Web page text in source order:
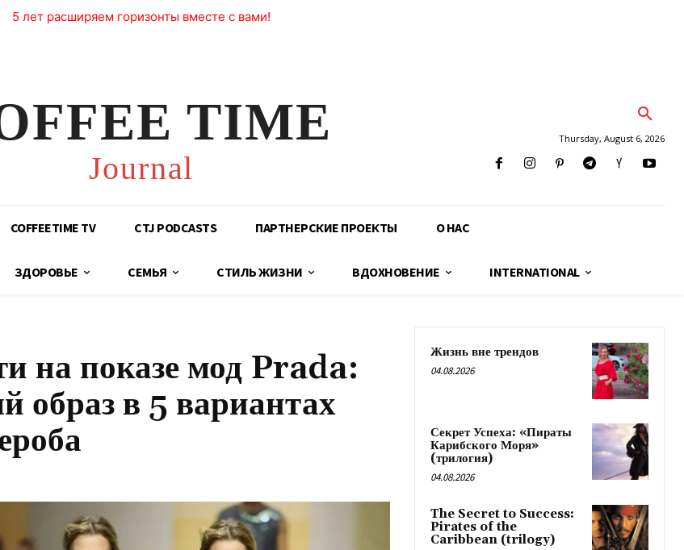
5 лет расширяем горизонты вместе с вами!
TIME
Journal
Thursday, August 6, 2026
COFFEETIME TV CTJ PODCASTS ПАРТНЕРСКИЕ ПРОЕКТЫ О НАС
ЗДОРОВЬЕ СЕМЬЯ СТИЛЬ ЖИЗНИ ВДОХНОВЕНИЕ INTERNATIONAL
на показе мод Prada:
образ в 5 вариантах
Жизнь вне трендов
04.08.2026
Секрет Успеха: «Пираты
Карибского Моря»
(трилогия)
04.08.2026
The Secret to Success:
Pirates of the
Caribbean (trilogy)